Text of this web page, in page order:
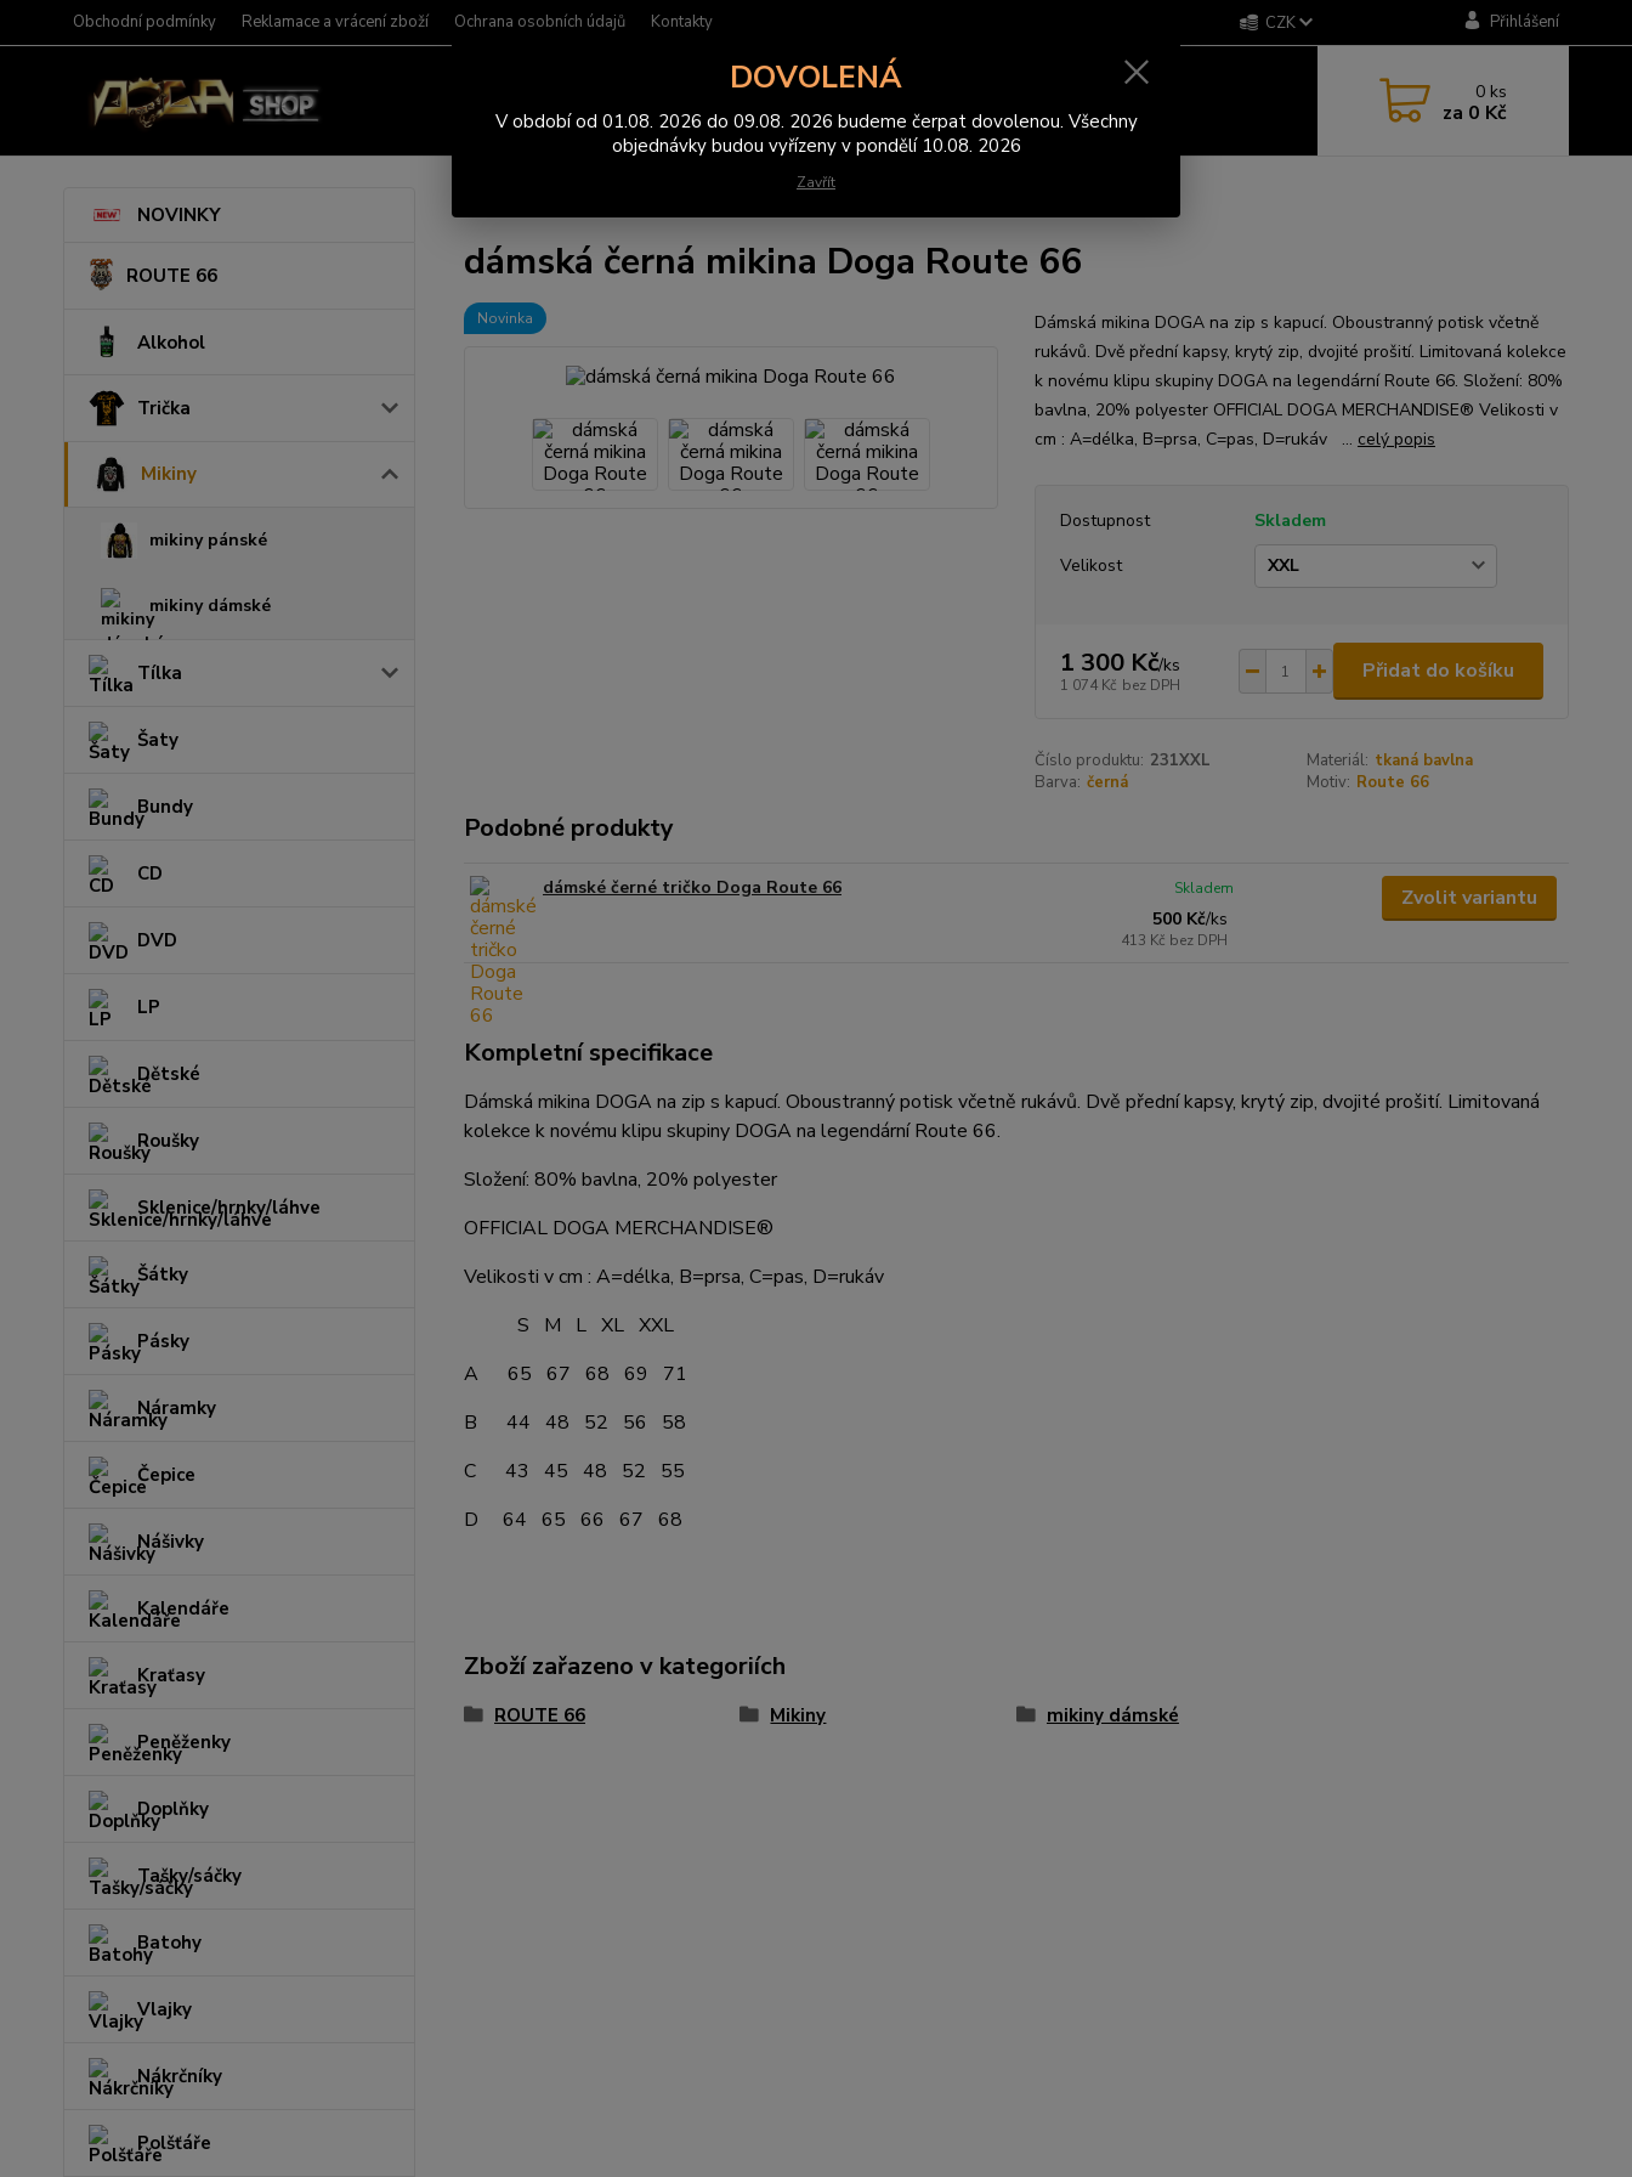
Obchodní podmínky Reklamace a vrácení zboží Ochrana osobních údajů Kontakty CZK Přihlášení
0 ks
za 0 Kč
NOVINKY
ROUTE 66
Alkohol
Trička
Mikiny
mikiny pánské
mikiny dámské
Tílka
Šaty
Bundy
CD
DVD
LP
Dětské
Roušky
Sklenice/hrnky/láhve
Šátky
Pásky
Náramky
Čepice
Nášivky
Kalendáře
Kraťasy
Peněženky
Doplňky
Tašky/sáčky
Batohy
Vlajky
Nákrčníky
Polšťáře
dámská černá mikina Doga Route 66
Novinka
Dámská mikina DOGA na zip s kapucí. Oboustranný potisk včetně
rukávů. Dvě přední kapsy, krytý zip, dvojité prošití. Limitovaná kolekce
k novému klipu skupiny DOGA na legendární Route 66. Složení: 80%
bavlna, 20% polyester OFFICIAL DOGA MERCHANDISE® Velikosti v
cm : A=délka, B=prsa, C=pas, D=rukáv ... celý popis
Dostupnost
Skladem
Velikost
1 300 Kč/ks
1 074 Kč bez DPH
Přidat do košíku
Číslo produktu: 231XXL Materiál: tkaná bavlna
Barva: černá Motiv: Route 66
Podobné produkty
dámské černé tričko Doga Route 66
500 Kč/ks
413 Kč bez DPH
Skladem Zvolit variantu
Kompletní specifikace
Dámská mikina DOGA na zip s kapucí. Oboustranný potisk včetně rukávů. Dvě přední kapsy, krytý zip, dvojité prošití. Limitovaná
kolekce k novému klipu skupiny DOGA na legendární Route 66.
Složení: 80% bavlna, 20% polyester
OFFICIAL DOGA MERCHANDISE®
Velikosti v cm : A=délka, B=prsa, C=pas, D=rukáv
S M L XL XXL
A 65 67 68 69 71
B 44 48 52 56 58
C 43 45 48 52 55
D 64 65 66 67 68
Zboží zařazeno v kategoriích
ROUTE 66 Mikiny mikiny dámské
DOVOLENÁ
V období od 01.08. 2026 do 09.08. 2026 budeme čerpat dovolenou. Všechny
objednávky budou vyřízeny v pondělí 10.08. 2026
Zavřít